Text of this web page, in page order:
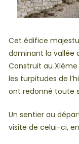
Cet édifice
dominant la vallée
Construit au
les turpitudes de
ont redonné toute
Un sentier au
visite de celui-ci,